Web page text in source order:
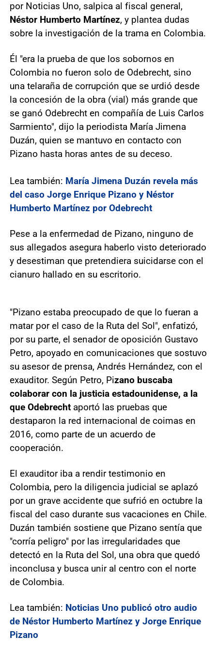
por Noticias Uno, salpica al fiscal general,
Néstor Humberto Martínez, y plantea dudas
sobre la investigación de la trama en Colombia.
Él "era la prueba de que los sobornos en
Colombia no fueron solo de Odebrecht, sino
una telaraña de corrupción que se urdió desde
la concesión de la obra (vial) más grande que
se ganó Odebrecht en compañía de Luis Carlos
Sarmiento", dijo la periodista María Jimena
Duzán, quien se mantuvo en contacto con
Pizano hasta horas antes de su deceso.
Lea también: María Jimena Duzán revela más
del caso Jorge Enrique Pizano y Néstor
Humberto Martínez por Odebrecht
Pese a la enfermedad de Pizano, ninguno de
sus allegados asegura haberlo visto deteriorado
y desestiman que pretendiera suicidarse con el
cianuro hallado en su escritorio.
"Pizano estaba preocupado de que lo fueran a
matar por el caso de la Ruta del Sol", enfatizó,
por su parte, el senador de oposición Gustavo
Petro, apoyado en comunicaciones que sostuvo
su asesor de prensa, Andrés Hernández, con el
exauditor. Según Petro, Pizano buscaba
colaborar con la justicia estadounidense, a la
que Odebrecht aportó las pruebas que
destaparon la red internacional de coimas en
2016, como parte de un acuerdo de
cooperación.
El exauditor iba a rendir testimonio en
Colombia, pero la diligencia judicial se aplazó
por un grave accidente que sufrió en octubre la
fiscal del caso durante sus vacaciones en Chile.
Duzán también sostiene que Pizano sentía que
"corría peligro" por las irregularidades que
detectó en la Ruta del Sol, una obra que quedó
inconclusa y busca unir al centro con el norte
de Colombia.
Lea también: Noticias Uno publicó otro audio
de Néstor Humberto Martínez y Jorge Enrique
Pizano